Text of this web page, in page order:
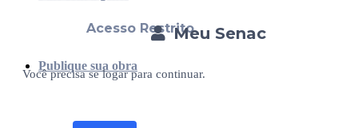
Publique sua obra
Meu Senac
Acesso Restrito
Você precisa se logar para continuar.